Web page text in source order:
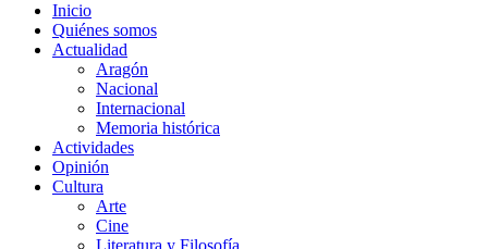
Inicio
Quiénes somos
Actualidad
Aragón
Nacional
Internacional
Memoria histórica
Actividades
Opinión
Cultura
Arte
Cine
Literatura y Filosofía